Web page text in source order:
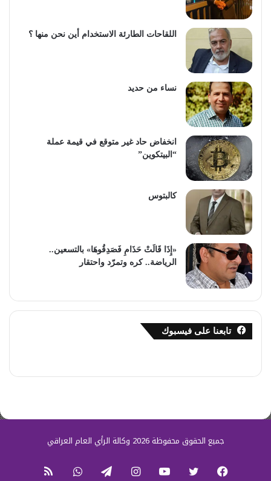
اللقاحات الطارئة الاستخدام أين نحن منها ؟
نساء من حديد
انخفاض حاد غير متوقع في قيمة عملة
“البيتكوين”
كالبتوس
«إِذَا قَالَتْ حَذَامِ فَصَدِقُوهَا» بالتسعين..
الرياضة.. كره وتمرّد واحتقار
تابعنا على فيسبوك
جميع الحقوق محفوظة 2026 وكالة الرأي العام العراقي
فيسبوك تويتر يوتيوب انستقرام تيلقرام واتساب